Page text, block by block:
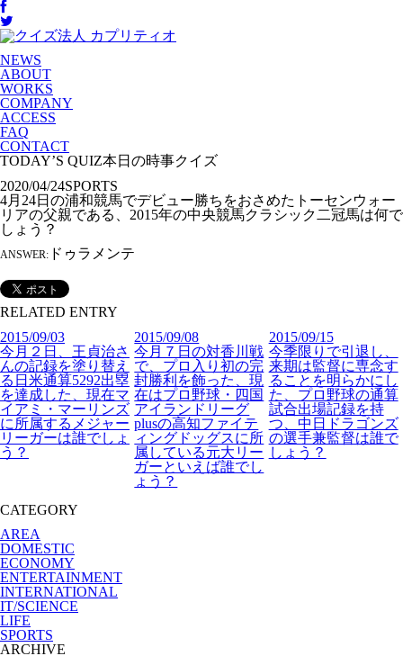
NEWS
ABOUT
WORKS
COMPANY
ACCESS
FAQ
CONTACT
TODAY’S QUIZ本日の時事クイズ
2020/04/24SPORTS
4月24日の浦和競馬でデビュー勝ちをおさめたトーセンウォー
リアの父親である、2015年の中央競馬クラシック二冠馬は何で
しょう？
ANSWER: ドゥラメンテ
RELATED ENTRY
2015/09/03
今月２日、王貞治さ
んの記録を塗り替え
る日米通算5292出塁
を達成した、現在マ
イアミ・マーリンズ
に所属するメジャー
リーガーは誰でしょ
う？
2015/09/08
今月７日の対香川戦
で、プロ入り初の完
封勝利を飾った、現
在はプロ野球・四国
アイランドリーグ
plusの高知ファイテ
ィングドッグスに所
属している元大リー
ガーといえば誰でし
ょう？
2015/09/15
今季限りで引退し、
来期は監督に専念す
ることを明らかにし
た、プロ野球の通算
試合出場記録を持
つ、中日ドラゴンズ
の選手兼監督は誰で
しょう？
CATEGORY
AREA
DOMESTIC
ECONOMY
ENTERTAINMENT
INTERNATIONAL
IT/SCIENCE
LIFE
SPORTS
ARCHIVE